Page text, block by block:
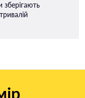
зберігають